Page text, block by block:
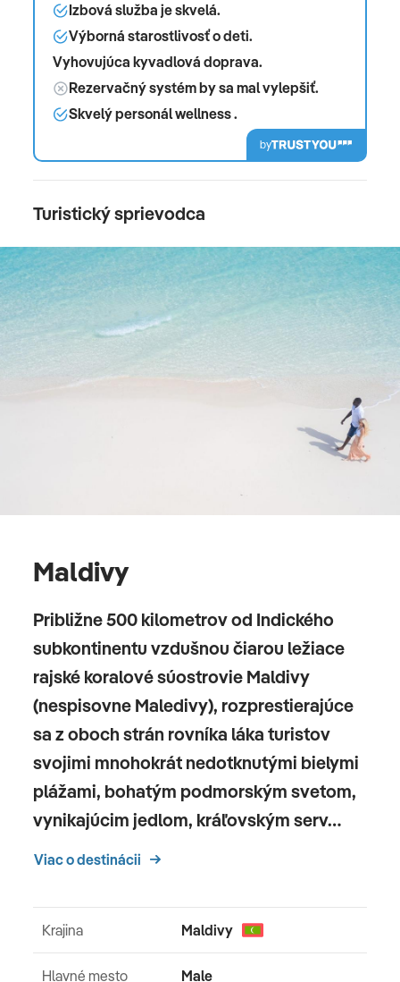
Izbová služba je skvelá.
Výborná starostlivosť o deti.
Vyhovujúca kyvadlová doprava.
Rezervačný systém by sa mal vylepšiť.
Skvelý personál wellness .
by
Turistický sprievodca
Maldivy
Približne 500 kilometrov od Indického
subkontinentu vzdušnou čiarou ležiace
rajské koralové súostrovie Maldivy
(nespisovne Maledivy), rozprestierajúce
sa z oboch strán rovníka láka turistov
svojimi mnohokrát nedotknutými bielymi
plážami, bohatým podmorským svetom,
vynikajúcim jedlom, kráľovským serv…
Viac o destinácii
Krajina Maldivy
Hlavné mesto Male